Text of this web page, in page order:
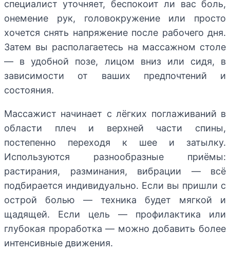
специалист уточняет, беспокоит ли вас боль,
онемение рук, головокружение или просто
хочется снять напряжение после рабочего дня.
Затем вы располагаетесь на массажном столе
— в удобной позе, лицом вниз или сидя, в
зависимости от ваших предпочтений и
состояния.
Массажист начинает с лёгких поглаживаний в
области плеч и верхней части спины,
постепенно переходя к шее и затылку.
Используются разнообразные приёмы:
растирания, разминания, вибрации — всё
подбирается индивидуально. Если вы пришли с
острой болью — техника будет мягкой и
щадящей. Если цель — профилактика или
глубокая проработка — можно добавить более
интенсивные движения.